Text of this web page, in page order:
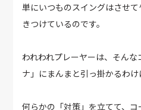
単にいつものスイングはさせ
きつけているのです。
われわれプレーヤーは、そん
ナ」にまんまと引っ掛かるわけ
何らかの「対策」を立てて、